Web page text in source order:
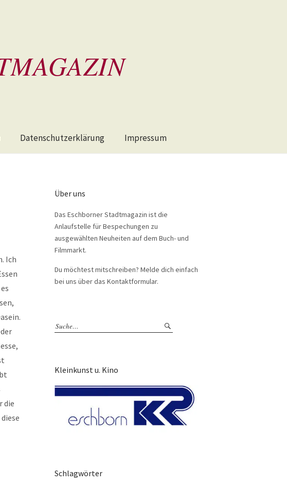
Datenschutzerklärung Impressum
Ich
die
Über uns
Das Eschborner Stadtmagazin ist die
Anlaufstelle für Bespechungen zu
ausgewählten Neuheiten auf dem Buch- und
Filmmarkt.
Du möchtest mitschreiben? Melde dich einfach
bei uns über das Kontaktformular.
Kleinkunst u. Kino
Schlagwörter